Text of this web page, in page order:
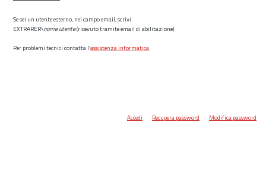
Se sei un utente esterno, nel campo email, scrivi
EXTRARER\nome utente(ricevuto tramite email di abilitazione)
Per problemi tecnici contatta l’assistenza informatica.
Accedi Recupera password Modifica password